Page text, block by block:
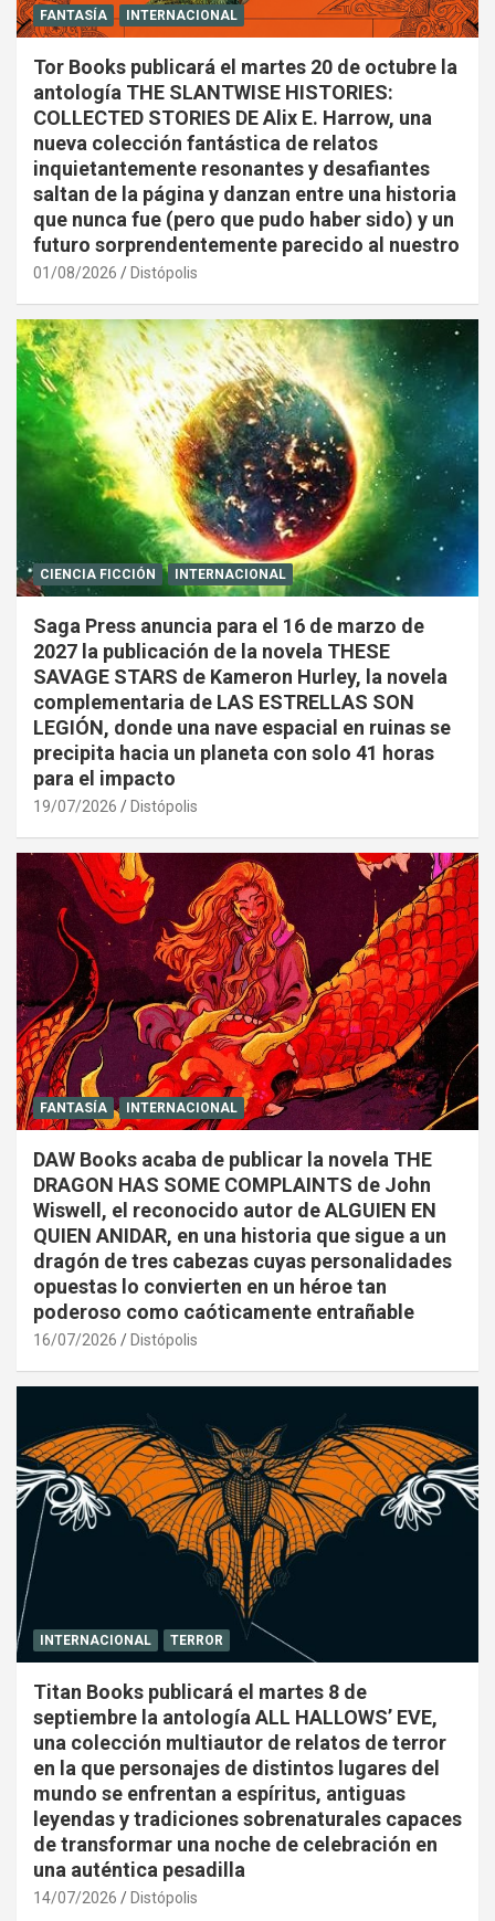
FANTASÍA INTERNACIONAL
Tor Books publicará el martes 20 de octubre la
antología THE SLANTWISE HISTORIES:
COLLECTED STORIES DE Alix E. Harrow, una
nueva colección fantástica de relatos
inquietantemente resonantes y desafiantes
saltan de la página y danzan entre una historia
que nunca fue (pero que pudo haber sido) y un
futuro sorprendentemente parecido al nuestro
01/08/2026 Distópolis
CIENCIA FICCIÓN INTERNACIONAL
Saga Press anuncia para el 16 de marzo de
2027 la publicación de la novela THESE
SAVAGE STARS de Kameron Hurley, la novela
complementaria de LAS ESTRELLAS SON
LEGIÓN, donde una nave espacial en ruinas se
precipita hacia un planeta con solo 41 horas
para el impacto
19/07/2026 Distópolis
FANTASÍA INTERNACIONAL
DAW Books acaba de publicar la novela THE
DRAGON HAS SOME COMPLAINTS de John
Wiswell, el reconocido autor de ALGUIEN EN
QUIEN ANIDAR, en una historia que sigue a un
dragón de tres cabezas cuyas personalidades
opuestas lo convierten en un héroe tan
poderoso como caóticamente entrañable
16/07/2026 Distópolis
INTERNACIONAL TERROR
Titan Books publicará el martes 8 de
septiembre la antología ALL HALLOWS’ EVE,
una colección multiautor de relatos de terror
en la que personajes de distintos lugares del
mundo se enfrentan a espíritus, antiguas
leyendas y tradiciones sobrenaturales capaces
de transformar una noche de celebración en
una auténtica pesadilla
14/07/2026 Distópolis